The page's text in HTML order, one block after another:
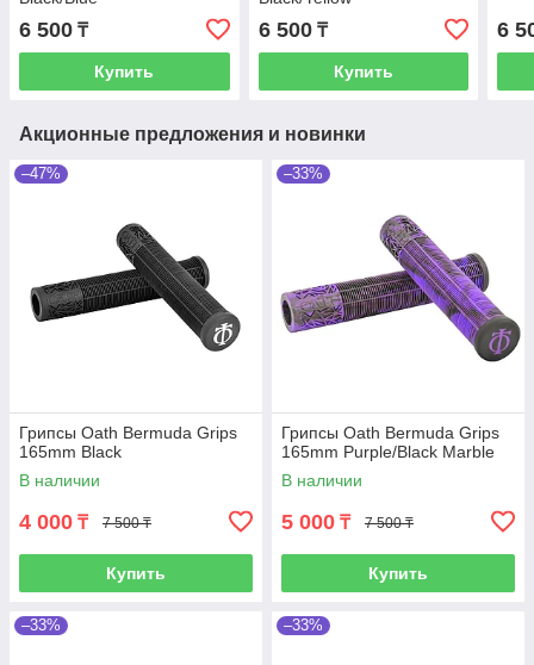
6 500 ₸
Купить
6 500₸
Купить
6
Акционные предложения и новинки
–47%
Грипсы Oath Bermuda Grips
165mm Black
В наличии
4 000 ₸ 7 500 ₸
Купить
–33%
Грипсы Oath Bermuda Grips
165mm Purple/Black Marble
В наличии
5 000 ₸ 7 500 ₸
Купить
–33% –33%